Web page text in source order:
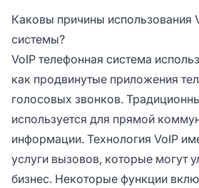
Каковы причины использования
системы?
VoIP телефонная система
как продвинутые приложения
голосовых звонков.
используется для прямой
информации. Технология VoIP
услуги вызовов, которые могут
бизнес. Некоторые функции